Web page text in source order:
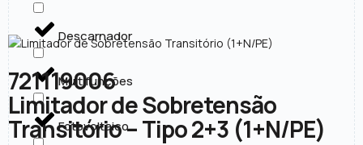
Descarnador
Multifunções
Fotovoltaico
721119006
Limitador de Sobretensão
Transitório – Tipo 2+3 (1+N/PE)